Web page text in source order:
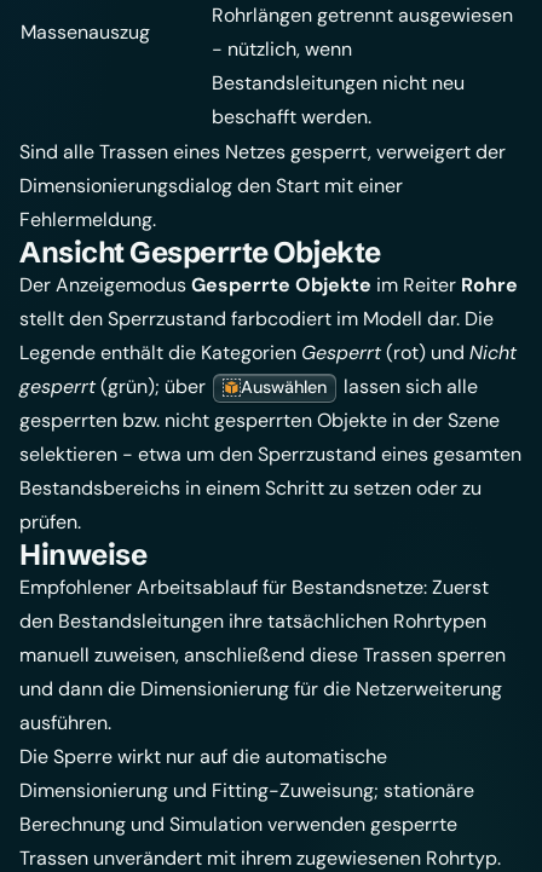
Massenauszug
Rohrlängen getrennt ausgewiesen
- nützlich, wenn
Bestandsleitungen nicht neu
beschafft werden.
Sind alle Trassen eines Netzes gesperrt, verweigert der
Dimensionierungsdialog den Start mit einer
Fehlermeldung.
Ansicht Gesperrte Objekte
Der AnzeigemodusGesperrte Objekte im Reiter Rohre
stellt den Sperrzustand farbcodiert im Modell dar. Die
Legende enthält die Kategorien Gesperrt(rot) und Nicht
gesperrt(grün); über Auswählen
lassen sich alle
gesperrten bzw. nicht gesperrten Objekte in der Szene
selektieren - etwa um den Sperrzustand eines gesamten
Bestandsbereichs in einem Schritt zu setzen oder zu
prüfen.
Hinweise
Empfohlener Arbeitsablauf für Bestandsnetze: Zuerst
den Bestandsleitungen ihre tatsächlichen Rohrtypen
manuell zuweisen, anschließend diese Trassen sperren
und dann die Dimensionierung für die Netzerweiterung
ausführen.
Die Sperre wirkt nur auf die automatische
Dimensionierung und Fitting-Zuweisung; stationäre
Berechnung und Simulation verwenden gesperrte
Trassen unverändert mit ihrem zugewiesenen Rohrtyp.